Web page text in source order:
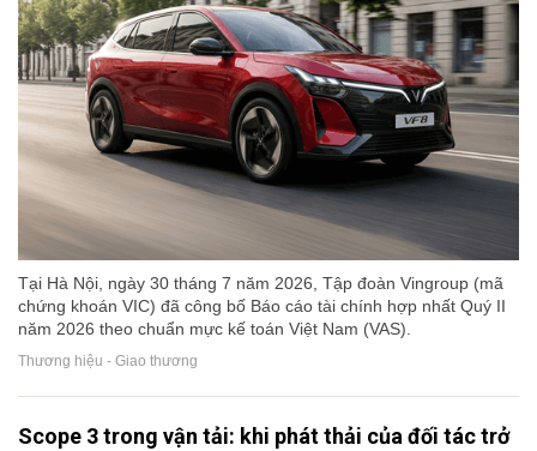
Tại Hà Nội, ngày 30 tháng 7 năm 2026, Tập đoàn Vingroup (mã
chứng khoán VIC) đã công bố Báo cáo tài chính hợp nhất Quý II
năm 2026 theo chuẩn mực kế toán Việt Nam (VAS).
Thương hiệu - Giao thương
Scope 3 trong vận tải: khi phát thải của đối tác trở